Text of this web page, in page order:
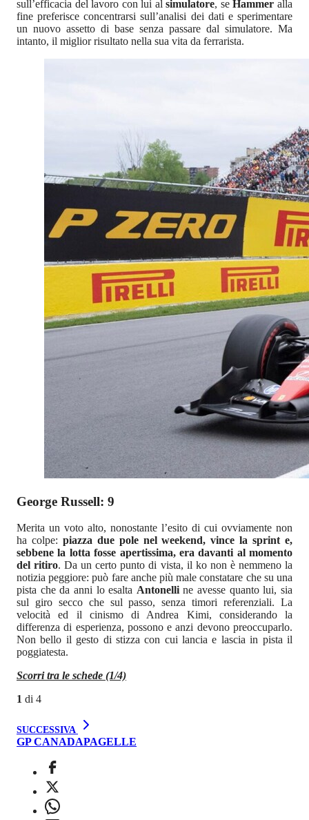
sull’efficacia del lavoro con lui alsimulatore, seHammeralla
fine preferisce concentrarsi sull’analisi dei dati e sperimentare
un nuovo assetto di base senza passare dal simulatore. Ma
intanto, il miglior risultato nella sua vita da ferrarista.
George Russell: 9
Merita un voto alto, nonostante l’esito di cui ovviamente non
ha colpe: piazza due pole nel weekend, vince la sprint e,
sebbene la lotta fosse apertissima, era davanti al momento
del ritiro. Da un certo punto di vista, il ko non è nemmeno la
notizia peggiore: può fare anche più male constatare che su una
pista che da anni lo esalta Antonelline avesse quanto lui, sia
sul giro secco che sul passo, senza timori referenziali. La
velocità ed il cinismo di Andrea Kimi, considerando la
differenza di esperienza, possono e anzi devono preoccuparlo.
Non bello il gesto di stizza con cui lancia e lascia in pista il
poggiatesta.
Scorri tra le schede (1/4)
1 di 4
SUCCESSIVA
GP CANADAPAGELLE